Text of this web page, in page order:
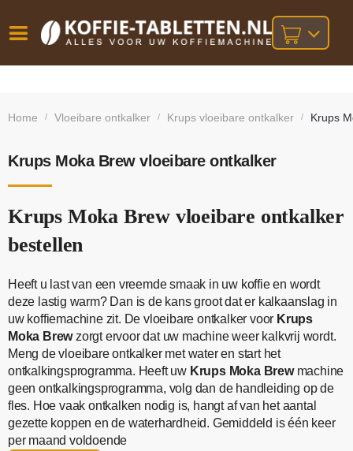
besteld,
bij orders
Home / Vloeibare ontkalker / Krups vloeibare ontkalker / Krups
Krups Moka Brew vloeibare ontkalker
Krups Moka Brew vloeibare ontkalker
bestellen
Heeft u last van een vreemde smaak in uw koffie en wordt
deze lastig warm? Dan is de kans groot dat er kalkaanslag in
uw koffiemachine zit. De vloeibare ontkalker voor Krups
Moka Brewzorgt ervoor dat uw machine weer kalkvrij wordt.
Meng de vloeibare ontkalker met water en start het
ontkalkingsprogramma. Heeft uw Krups Moka Brewmachine
geen ontkalkingsprogramma, volg dan de handleiding op de
fles. Hoe vaak ontkalken nodig is, hangt af van het aantal
gezette koppen en de waterhardheid. Gemiddeld is één keer
per maand voldoende